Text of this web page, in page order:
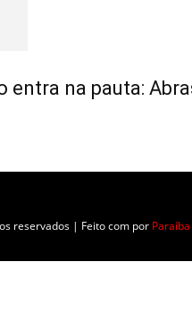
entra na pauta:
reservados | Feito com por